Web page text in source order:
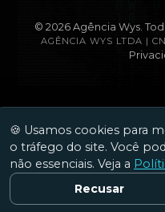
© 2026Agência Wys.
AGÊNCIA WYS LTDA |
🍪 Usamos cookies para
o tráfego do site. Você
não essenciais. Veja a
Recusar